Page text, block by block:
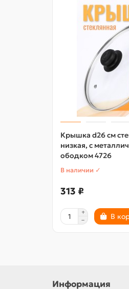
Крышка d26 см
низкая, с
ободком 4726
В наличии ✓
313 ₽
В
Информация